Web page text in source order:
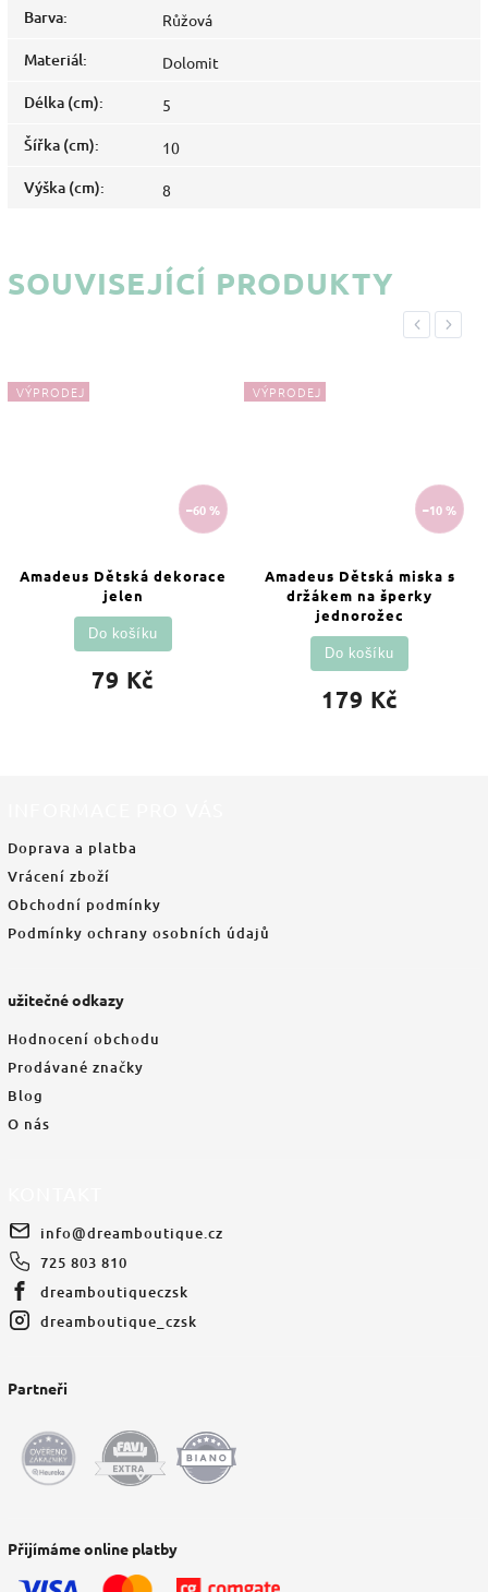
Barva: Růžová
Materiál: Dolomit
Délka (cm): 5
Šířka (cm): 10
Výška (cm): 8
SOUVISEJÍCÍ PRODUKTY
Previous
VÝPRODEJ
–60 %
Amadeus Dětská dekorace
jelen
79 Kč
Do košíku
VÝPRODEJ
–10 %
Amadeus Dětská miska s
držákem na šperky
jednorožec
179 Kč
Do košíku
Next
Doprava a platba
Vrácení zboží
Obchodní podmínky
Podmínky ochrany osobních údajů
užitečné odkazy
Hodnocení obchodu
Prodávané značky
Blog
O nás
info@dreamboutique.cz
725 803 810
dreamboutiqueczsk
dreamboutique_czsk
Partneři
Přijímáme online platby